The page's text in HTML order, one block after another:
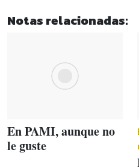
Notas relacionadas:
En PAMI, aunque no
le guste